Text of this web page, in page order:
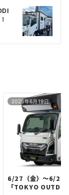
2025年6月19日
6/27（金）～6/29
「TOKYO